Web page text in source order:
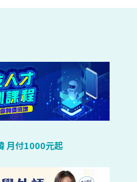
月付1000元起